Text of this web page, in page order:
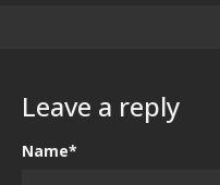
Leave a reply
Name*